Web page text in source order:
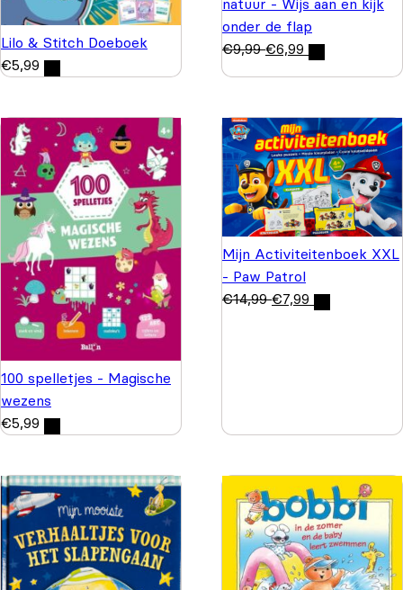
Lilo & Stitch Doeboek
€5,99
onder de flap
€9,99 €6,99
100 spelletjes - Magische
wezens
€5,99
Mijn Activiteitenboek XXL
- Paw Patrol
€14,99 €7,99